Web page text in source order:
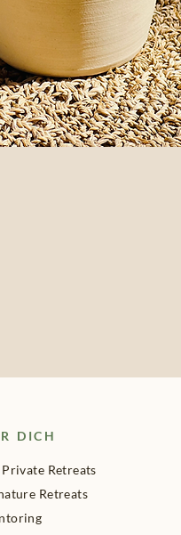
DICH
Private Retreats
Retreats